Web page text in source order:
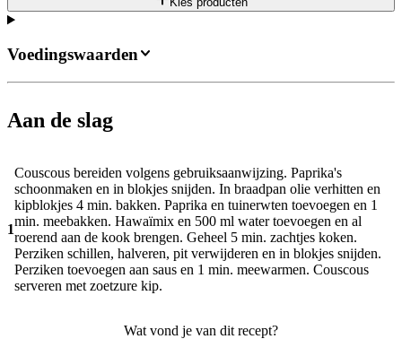
Aan de slag
1
Couscous bereiden volgens gebruiksaanwijzing. Paprika's
schoonmaken en in blokjes snijden. In braadpan olie verhitten en
kipblokjes 4 min. bakken. Paprika en tuinerwten toevoegen en 1
min. meebakken. Hawaïmix en 500 ml water toevoegen en al
roerend aan de kook brengen. Geheel 5 min. zachtjes koken.
Perziken schillen, halveren, pit verwijderen en in blokjes snijden.
Perziken toevoegen aan saus en 1 min. meewarmen. Couscous
serveren met zoetzure kip.
Wat vond je van dit recept?
Voedingswaarden